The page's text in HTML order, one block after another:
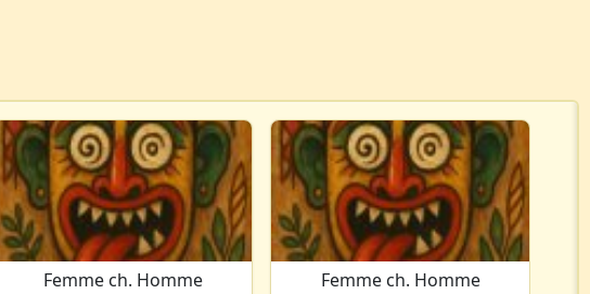
Femme ch. Homme Femme ch. Homme